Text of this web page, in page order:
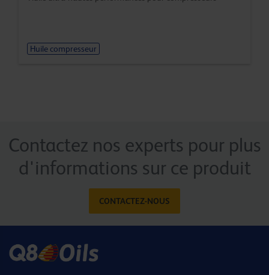
Huile compresseur
Contactez nos experts pour plus
d'informations sur ce produit
CONTACTEZ-NOUS